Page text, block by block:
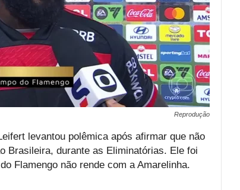
Reprodução
levantou polêmica após afirmar que não
Brasileira, durante as Eliminatórias. Ele foi
Flamengo não rende com a Amarelinha.